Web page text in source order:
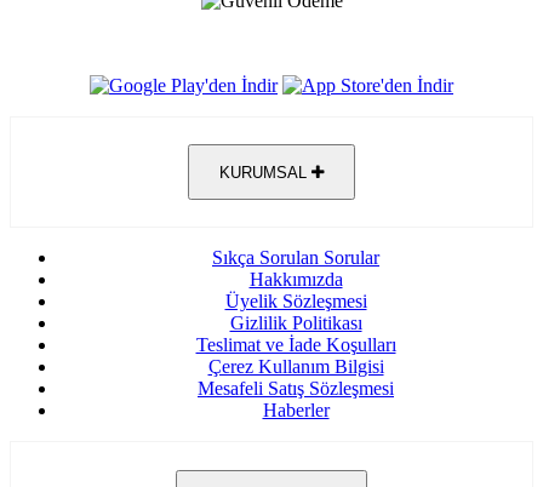
KURUMSAL
Sıkça Sorulan Sorular
Hakkımızda
Üyelik Sözleşmesi
Gizlilik Politikası
Teslimat ve İade Koşulları
Çerez Kullanım Bilgisi
Mesafeli Satış Sözleşmesi
Haberler